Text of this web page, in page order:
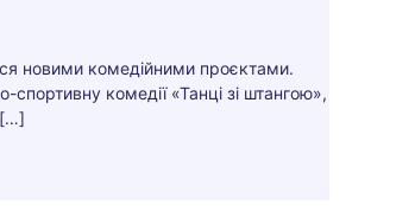
новими комедійними проєктами.
комедії «Танці зі штангою»,
[…]